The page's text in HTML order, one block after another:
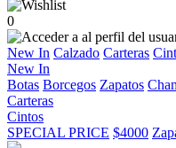
0
New In Calzado Carteras
New In
Botas Borcegos Zapatos
Carteras
Cintos
SPECIAL PRICE $4000